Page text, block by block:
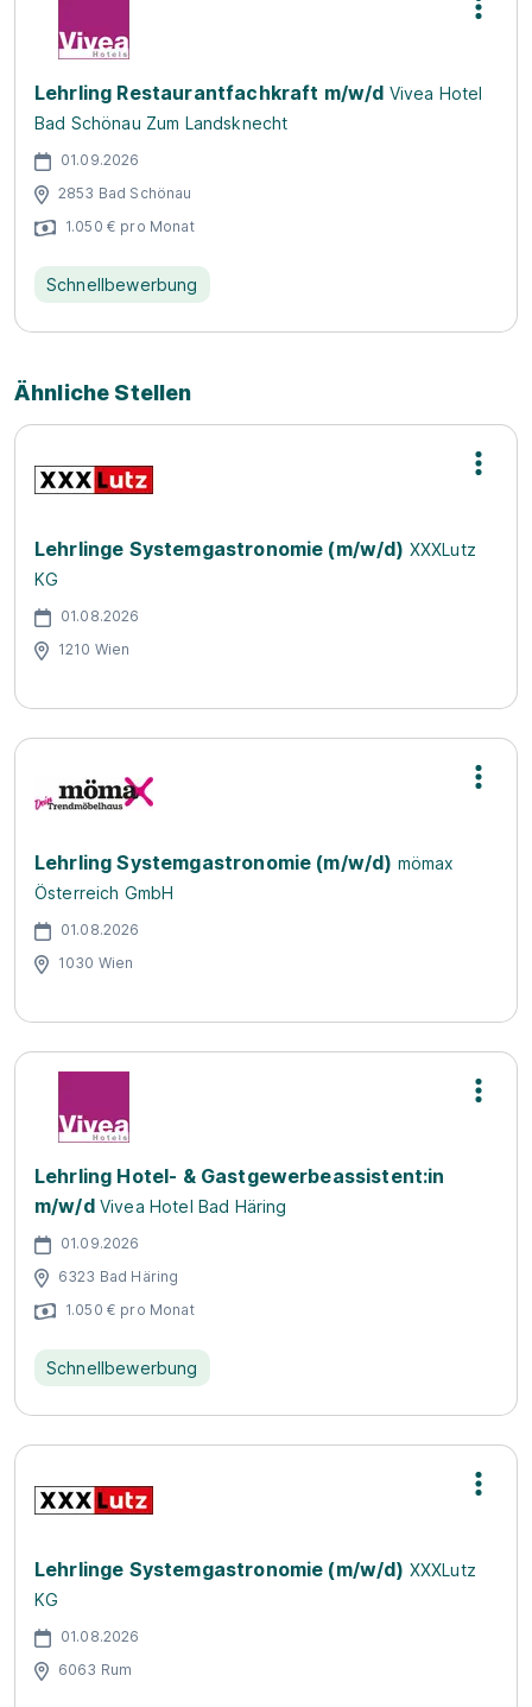
Lehrling Restaurantfachkraft m/w/d Vivea Hotel
Bad Schönau Zum Landsknecht
01.09.2026
2853 Bad Schönau
1.050 € pro Monat
Schnellbewerbung
Ähnliche Stellen
Lehrlinge Systemgastronomie (m/w/d) XXXLutz
KG
01.08.2026
1210 Wien
Lehrling Systemgastronomie (m/w/d) mömax
Österreich GmbH
01.08.2026
1030 Wien
Lehrling Hotel- & Gastgewerbeassistent:in
m/w/d Vivea Hotel Bad Häring
01.09.2026
6323 Bad Häring
1.050 € pro Monat
Schnellbewerbung
Lehrlinge Systemgastronomie (m/w/d) XXXLutz
KG
01.08.2026
6063 Rum